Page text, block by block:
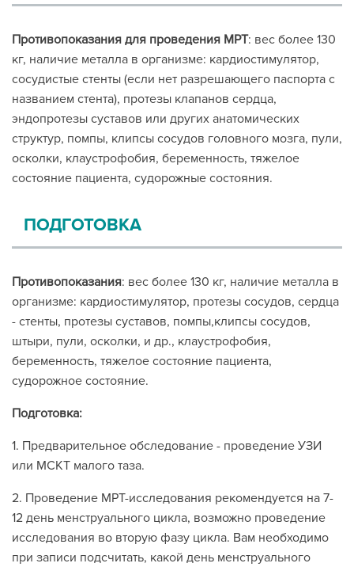
Противопоказания для проведения МРТ: вес более 130
кг, наличие металла в организме: кардиостимулятор,
сосудистые стенты (если нет разрешающего паспорта с
названием стента), протезы клапанов сердца,
эндопротезы суставов или других анатомических
структур, помпы, клипсы сосудов головного мозга, пули,
осколки, клаустрофобия, беременность, тяжелое
состояние пациента, судорожные состояния.
ПОДГОТОВКА
Противопоказания: вес более 130 кг, наличие металла в
организме: кардиостимулятор, протезы сосудов, сердца
- стенты, протезы суставов, помпы,клипсы сосудов,
штыри, пули, осколки, и др., клаустрофобия,
беременность, тяжелое состояние пациента,
судорожное состояние.
Подготовка:
1. Предварительное обследование - проведение УЗИ
или МСКТ малого таза.
2. Проведение МРТ-исследования рекомендуется на 7-
12 день менструального цикла, возможно проведение
исследования во вторую фазу цикла. Вам необходимо
при записи подсчитать, какой день менструального